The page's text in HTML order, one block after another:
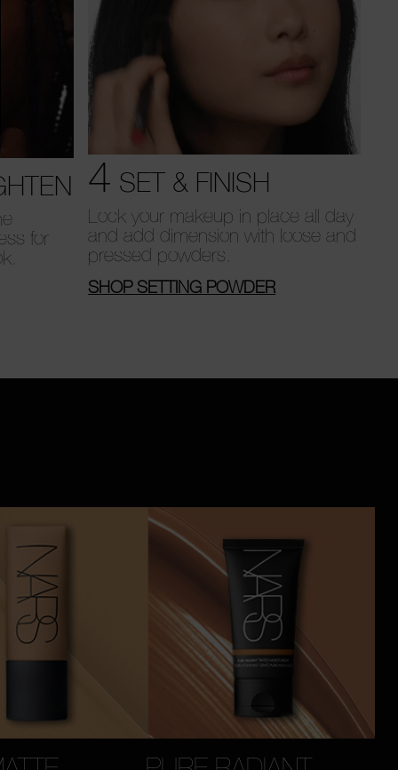
for
4 SET & FINISH
Lock your makeup in place all day
and add dimension with loose and
pressed powders.
SHOP SETTING POWDER